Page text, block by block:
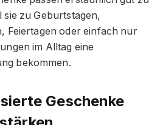
zu Geburtstagen,
Feiertagen oder einfach nur
im Alltag eine
bekommen.
Geschenke